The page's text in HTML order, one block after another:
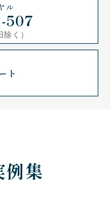
ル
507
く）
ト
例集